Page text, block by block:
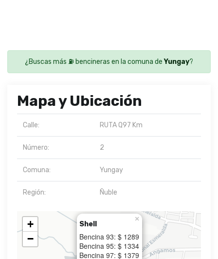
¿Buscas más ⛽ bencineras en la comuna deYungay?
Mapa y Ubicación
Calle: RUTA Q97 Km
Número: 2
Comuna: Yungay
Región: Ñuble
Shell
Bencina 93: $ 1289
Bencina 95: $ 1334
Bencina 97: $ 1379
×
+
−